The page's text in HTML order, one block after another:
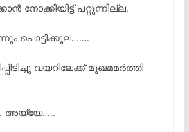
നോക്കിയിട്ട് പറ്റുന്നില്ല.
പൊട്ടിക്കൂല…….
വയറിലേക്ക് മുഖമമർത്തി
അയ്യേ…..